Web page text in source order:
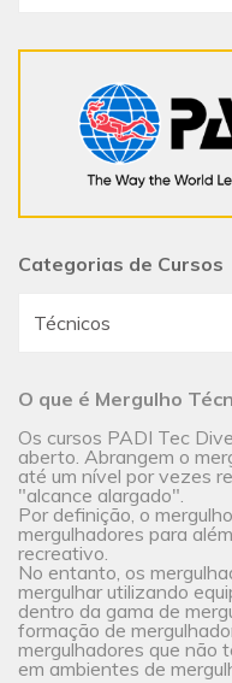
Categorias de Cursos
O que é Mergulho
Os cursos PADI Tec
aberto. Abrangem o
até um nível por vezes
"alcance alargado".
Por definição, o
mergulhadores para
recreativo.
No entanto, os
mergulhar utilizando
dentro da gama de
formação de
mergulhadores que não
em ambientes de